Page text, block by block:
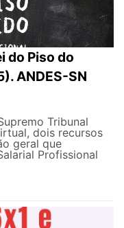
do Piso do
ANDES-SN
Tribunal
dois recursos
geral que
Profissional